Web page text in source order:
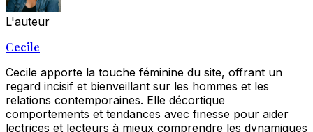
L'auteur
Cecile
Cecile apporte la touche féminine du site, offrant un
regard incisif et bienveillant sur les hommes et les
relations contemporaines. Elle décortique
comportements et tendances avec finesse pour aider
lectrices et lecteurs à mieux comprendre les dynamiques